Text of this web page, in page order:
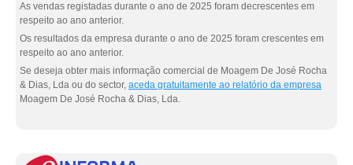
As vendas registadas durante o ano de 2025 foram decrescentes em
respeito ao ano anterior.
Os resultados da empresa durante o ano de 2025 foram crescentes em
respeito ao ano anterior.
Se deseja obter mais informação comercial de Moagem De José Rocha
& Dias, Lda ou do sector, aceda gratuitamente ao relatório da empresa
Moagem De José Rocha & Dias, Lda.